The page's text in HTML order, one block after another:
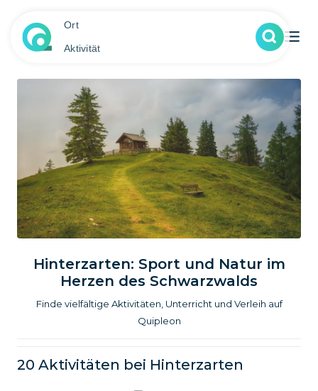
Ort
Aktivität
Hinterzarten: Sport und Natur im
Herzen des Schwarzwalds
Finde vielfältige Aktivitäten, Unterricht und Verleih auf
Quipleon
20 Aktivitäten bei Hinterzarten